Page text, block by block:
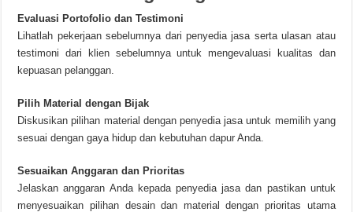
Evaluasi Portofolio dan Testimoni
Lihatlah pekerjaan sebelumnya dari penyedia jasa serta ulasan atau
testimoni dari klien sebelumnya untuk mengevaluasi kualitas dan
kepuasan pelanggan.
Pilih Material dengan Bijak
Diskusikan pilihan material dengan penyedia jasa untuk memilih yang
sesuai dengan gaya hidup dan kebutuhan dapur Anda.
Sesuaikan Anggaran dan Prioritas
Jelaskan anggaran Anda kepada penyedia jasa dan pastikan untuk
menyesuaikan pilihan desain dan material dengan prioritas utama